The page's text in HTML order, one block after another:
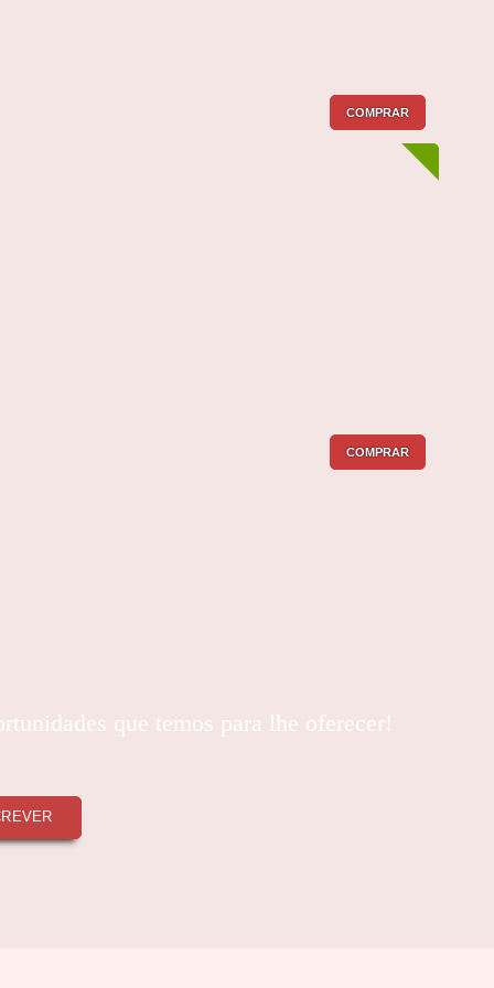
COMPRAR
COMPRAR
que temos para lhe oferecer!